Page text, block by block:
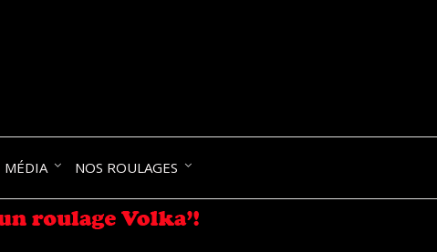
MÉDIA NOS ROULAGES